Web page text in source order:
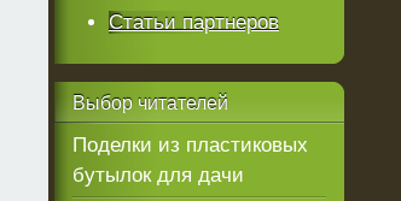
Статьи партнеров
Выборчитателей
Поделки из пластиковых
бутылок для дачи